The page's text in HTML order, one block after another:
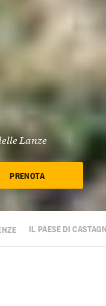
Lanze
PRENOTA
IL PAESE DI